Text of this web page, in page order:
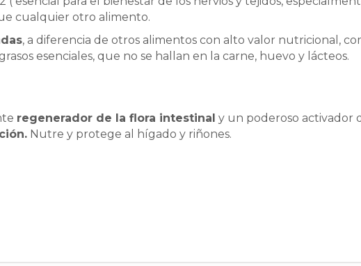
cualquier otro alimento.
, a diferencia de otros alimentos con alto valor nutricional,
esenciales, que no se hallan en la carne, huevo y lácteos.
regenerador de la flora intestinal y un poderoso activador
Nutre y protege al hígado y riñones.